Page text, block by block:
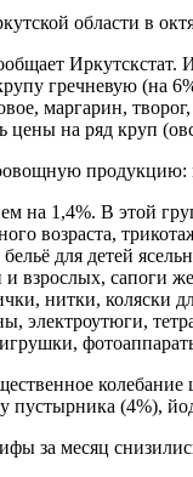
области в
Иркутскстат.
гречневую
маргарин,
цены на ряд круп
продукцию:
на 1,4%. В этой
возраста,
для детей
взрослых, сапоги
нитки,
электроутюги,
пустырника (4%),
за месяц